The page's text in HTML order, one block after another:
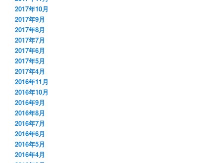
2017年10月
2017年9月
2017年8月
2017年7月
2017年6月
2017年5月
2017年4月
2016年11月
2016年10月
2016年9月
2016年8月
2016年7月
2016年6月
2016年5月
2016年4月